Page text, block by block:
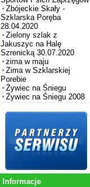
Zbójeckie Skały -
Szklarska Poręba
28.04.2020
Zielony szlak z
Jakuszyc na Halę
Szrenicką 30.07.2020
zima w maju
Zima w Szklarskiej
Porebie
Żywiec na Śniegu
Żywiec na Śniegu 2008
Informacje